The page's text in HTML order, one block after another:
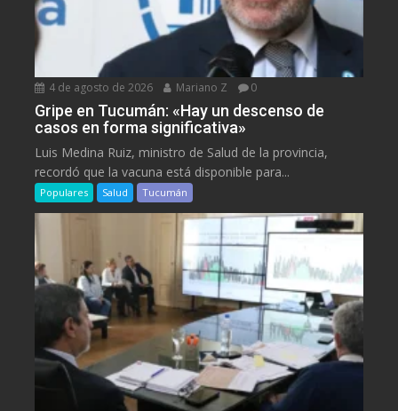
4 de agosto de 2026 Mariano Z 0
Gripe en Tucumán: «Hay un descenso de
casos en forma significativa»
Luis Medina Ruiz, ministro de Salud de la provincia,
recordó que la vacuna está disponible para...
Populares Salud Tucumán